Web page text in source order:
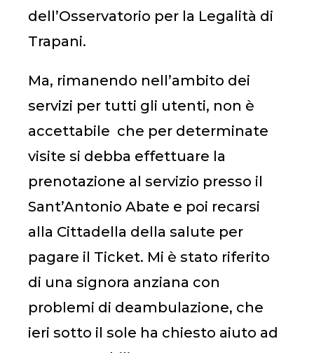
dell’Osservatorio per la Legalità di
Trapani.
Ma, rimanendo nell’ambito dei
servizi per tutti gli utenti, non è
accettabile che per determinate
visite si debba effettuare la
prenotazione al servizio presso il
Sant’Antonio Abate e poi recarsi
alla Cittadella della salute per
pagare il Ticket. Mi è stato riferito
di una signora anziana con
problemi di deambulazione, che
ieri sotto il sole ha chiesto aiuto ad